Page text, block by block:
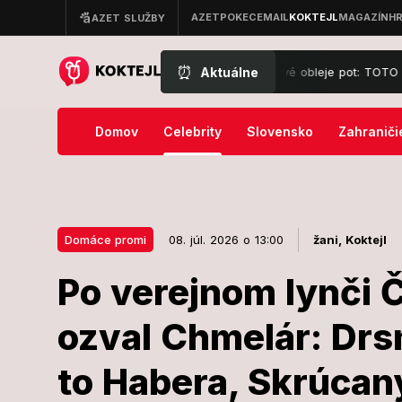
⏰ Aktuálne
pri tej zmienke ako prvé obleje pot: TOTO nemôže chýbať!
Domov Celebrity Slovensko
Domáce promi 08. júl. 2026 o 13:00 žani, Koktejl
Po verejnom lynči
ozval Chmelár:
to Habera,
Po verejnom